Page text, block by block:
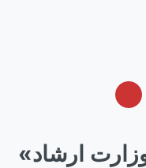
ارشاد»